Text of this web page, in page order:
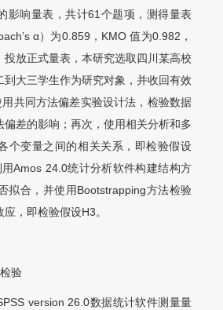
影响量表，共计61个题项，测得量表
α）为0.859，KMO 值为0.982，
放正式量表，本研究选取四川某高校
大三学生作为研究对象，并收回有效
共同方法偏差实验设计法，检验数据
差的影响；再次，使用相关分析和多
个变量之间的相关关系，即检验假设
Amos 24.0统计分析软件构建结构方
拟合，并使用Bootstrapping方法检验
，即检验假设H3。
验
version 26.0数据统计软件测量量